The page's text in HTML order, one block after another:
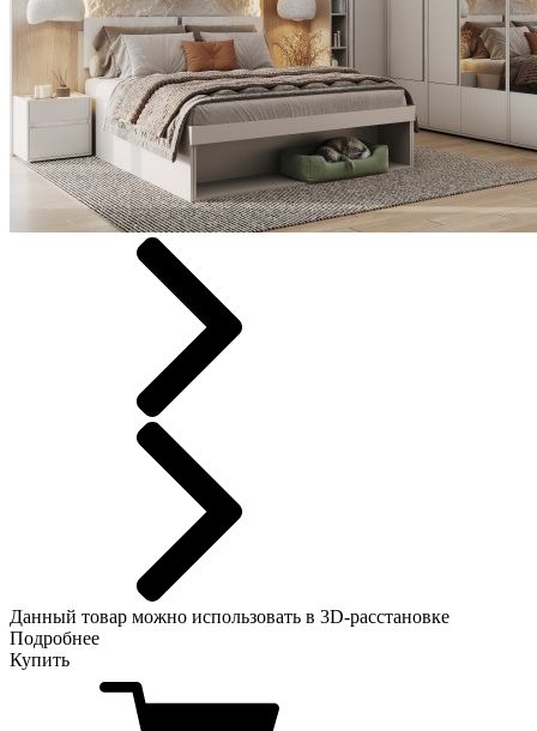
Данный товар можно использовать в 3D-расстановке
Подробнее
Купить